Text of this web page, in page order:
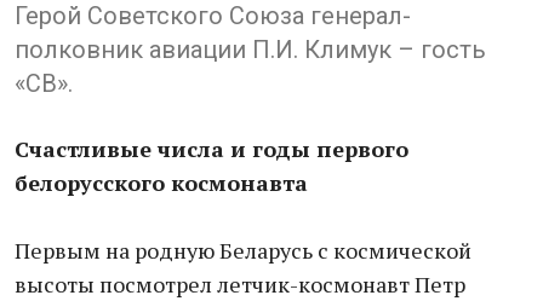
Герой Советского Союза генерал-
полковник авиации П.И. Климук – гость
«СВ».
Счастливые числа и годы первого
белорусского космонавта
Первым на родную Беларусь с космической
высоты посмотрел летчик-космонавт Петр